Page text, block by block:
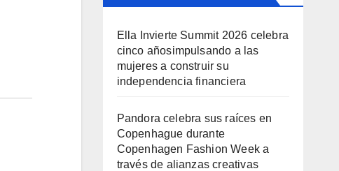
Ella Invierte Summit 2026 celebra
cinco añosimpulsando a las
mujeres a construir su
independencia financiera
Pandora celebra sus raíces en
Copenhague durante
Copenhagen Fashion Week a
través de alianzas creativas